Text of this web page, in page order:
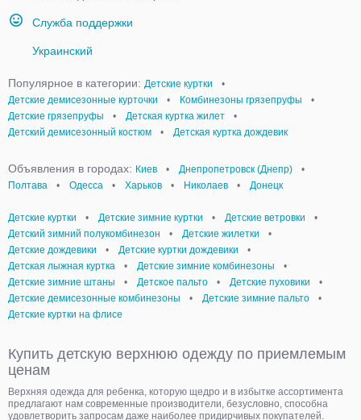
Служба поддержки
Украинский
Популярное в категории: Детские куртки
•
Детские демисезонные курточки
• Комбинезоны грязепруфы
•
Детские грязепруфы
• Детская куртка жилет
•
Детский демисезонный костюм
• Детская куртка дождевик
Объявления в городах: Киев • Днепропетровск (Днепр)
•
Полтава
• Одесса • Харьков • Николаев • Донецк
Детские куртки • Детские зимние куртки • Детские ветровки
•
Детский зимний полукомбинезон
• Детские жилетки
•
Детские дождевики
• Детские куртки дождевики
•
Детская лыжная куртка
• Детские зимние комбинезоны
•
Детские зимние штаны
• Детское пальто • Детские пуховики
•
Детские демисезонные комбинезоны
• Детские зимние пальто
•
Детские куртки на флисе
Купить детскую верхнюю одежду по приемлемым
ценам
Верхняя одежда для ребенка, которую щедро и в избытке ассортимента
предлагают нам современные производители, безусловно, способна
удовлетворить запросам даже наиболее придирчивых покупателей.